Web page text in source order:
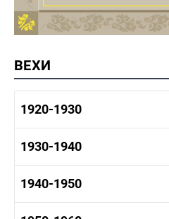
ВЕХИ
1920-1930
1920-1930 история
1920-1930 культура
1930-1940
1930-1940 история
1930-1940 культура
1940-1950